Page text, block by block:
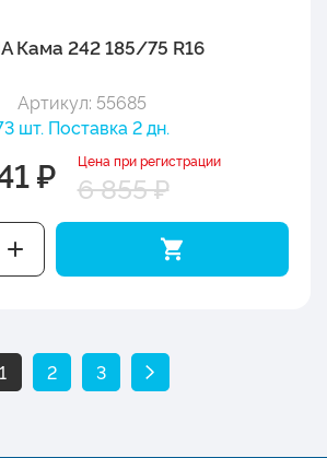
Кама 242 185/75 R16
Артикул: 55685
шт. Поставка 2 дн.
₽ Цена при регистрации
6 855 ₽
1 2 3